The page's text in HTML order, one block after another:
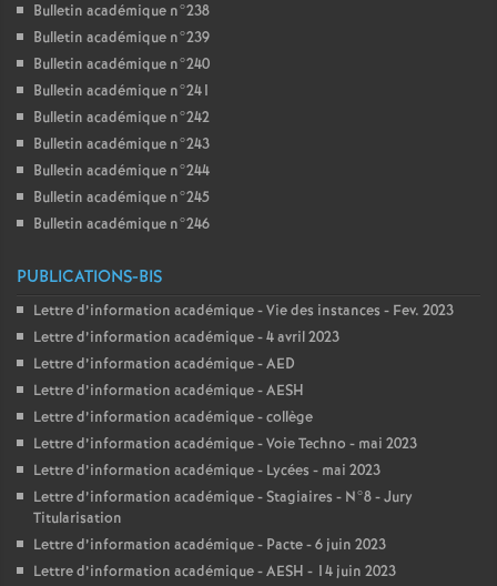
Bulletin académique n°238
Bulletin académique n°239
Bulletin académique n°240
Bulletin académique n°241
Bulletin académique n°242
Bulletin académique n°243
Bulletin académique n°244
Bulletin académique n°245
Bulletin académique n°246
PUBLICATIONS-BIS
Lettre d’information académique - Vie des instances - Fev. 2023
Lettre d’information académique - 4 avril 2023
Lettre d’information académique - AED
Lettre d’information académique - AESH
Lettre d’information académique - collège
Lettre d’information académique - Voie Techno - mai 2023
Lettre d’information académique - Lycées - mai 2023
Lettre d’information académique - Stagiaires - N°8 - Jury
Titularisation
Lettre d’information académique - Pacte - 6 juin 2023
Lettre d’information académique - AESH - 14 juin 2023